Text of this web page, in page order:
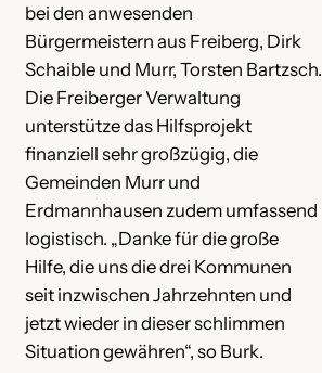
bei den anwesenden
Bürgermeistern aus Freiberg, Dirk
Schaible und Murr, Torsten Bartzsch.
Die Freiberger Verwaltung
unterstütze das Hilfsprojekt
finanziell sehr großzügig, die
Gemeinden Murr und
Erdmannhausen zudem umfassend
logistisch. „Danke für die große
Hilfe, die uns die drei Kommunen
seit inzwischen Jahrzehnten und
jetzt wieder in dieser schlimmen
Situation gewähren“, so Burk.